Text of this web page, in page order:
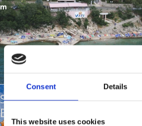
Consent Details
This website uses cookies
m
SLOBODAN
BUTORAC